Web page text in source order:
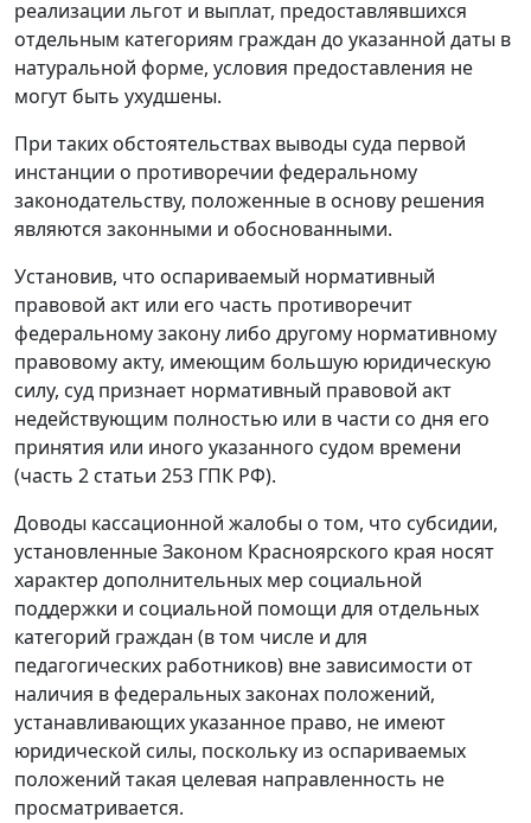
реализации льгот и выплат, предоставлявшихся
отдельным категориям граждан до указанной даты в
натуральной форме, условия предоставления не
могут быть ухудшены.
При таких обстоятельствах выводы суда первой
инстанции о противоречии федеральному
законодательству, положенные в основу решения
являются законными и обоснованными.
Установив, что оспариваемый нормативный
правовой акт или его часть противоречит
федеральному закону либо другому нормативному
правовому акту, имеющим большую юридическую
силу, суд признает нормативный правовой акт
недействующим полностью или в части со дня его
принятия или иного указанного судом времени
(часть 2 статьи 253 ГПК РФ).
Доводы кассационной жалобы о том, что субсидии,
установленные Законом Красноярского края носят
характер дополнительных мер социальной
поддержки и социальной помощи для отдельных
категорий граждан (в том числе и для
педагогических работников) вне зависимости от
наличия в федеральных законах положений,
устанавливающих указанное право, не имеют
юридической силы, поскольку из оспариваемых
положений такая целевая направленность не
просматривается.